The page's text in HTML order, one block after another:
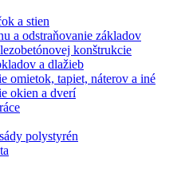
a stien
a odstraňovanie základov
konštrukcie
a dlažieb
omietok, tapiet, náterov a iné
okien a dverí
polystyrén